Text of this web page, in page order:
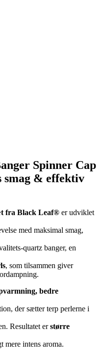
Spinner Cap
smag & effektiv
fra Black Leaf® er udviklet
med maksimal smag,
quartz banger, en
, som tilsammen giver
bedre
der sætter terp perlerne i
Resultatet erstørre
mere intens aroma.